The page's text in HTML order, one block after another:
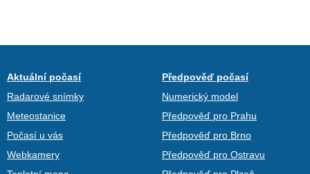
Aktuální počasí
Radarové snímky
Meteostanice
Počasí u vás
Webkamery
Předpověď počasí
Numerický model
Předpověď pro Prahu
Předpověď pro Brno
Předpověď pro Ostravu